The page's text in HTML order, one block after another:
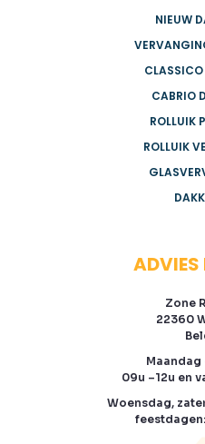
NIEUW
CABRIO
ROLLUIK
ROLLUIK
Zone
22360
09u –12u en
Woensdag,
feestdagen: